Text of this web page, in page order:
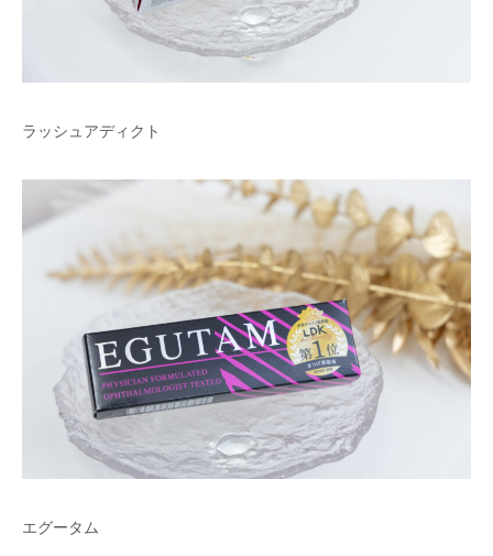
ラッシュアディクト
エグータム